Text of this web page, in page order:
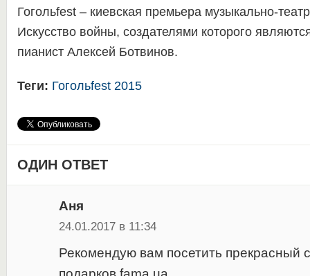
Гогольfest – киевская премьера музыкально-
Искусство войны, создателями которого
пианист Алексей Ботвинов.
Теги: Гогольfest 2015
ОДИН ОТВЕТ
Аня
24.01.2017 в 11:34
Рекомендую вам посетить прекрасный